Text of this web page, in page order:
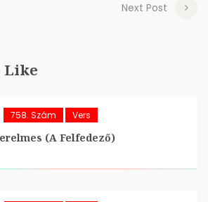
Next Post
Like
758. Szám Vers
(A Felfedező)